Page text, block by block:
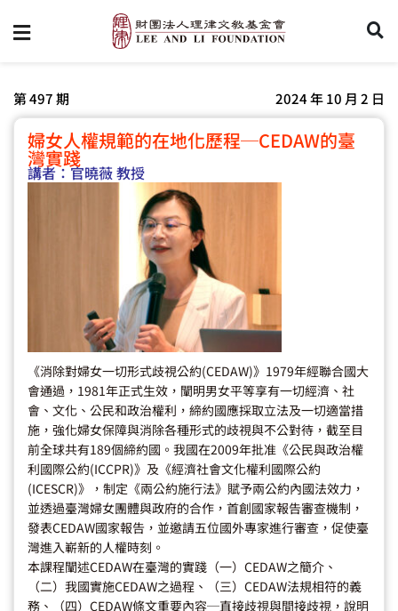
第 497 期 2024 年 10 月 2 日
婦女人權規範的在地化歷程─CEDAW的臺
灣實踐
講者：官曉薇 教授
《消除對婦女一切形式歧視公約(CEDAW)》1979年經聯合國大
會通過，1981年正式生效，闡明男女平等享有一切經濟、社
會、文化、公民和政治權利，締約國應採取立法及一切適當措
施，強化婦女保障與消除各種形式的歧視與不公對待，截至目
前全球共有189個締約國。我國在2009年批准《公民與政治權
利國際公約(ICCPR)》及《經濟社會文化權利國際公約
(ICESCR)》，制定《兩公約施行法》賦予兩公約內國法效力，
並透過臺灣婦女團體與政府的合作，首創國家報告審查機制，
發表CEDAW國家報告，並邀請五位國外專家進行審查，促使臺
灣進入嶄新的人權時刻。
本課程闡述CEDAW在臺灣的實踐（一）CEDAW之簡介、
（二）我國實施CEDAW之過程、（三）CEDAW法規相符的義
務、（四）CEDAW條文重要內容─直接歧視與間接歧視，說明